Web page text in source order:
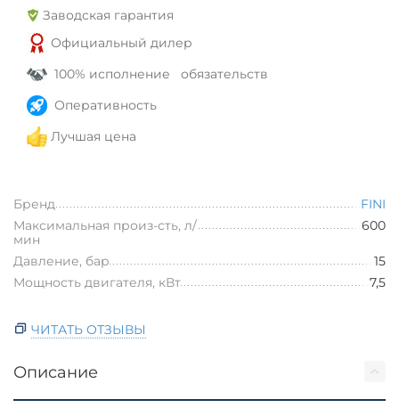
Заводская гарантия
Официальный дилер
100% исполнение обязательств
Оперативность
Лучшая цена
Бренд
FINI
Максимальная произ-сть, л/
мин
600
Давление, бар
15
Мощность двигателя, кВт
7,5
ЧИТАТЬ ОТЗЫВЫ
Описание